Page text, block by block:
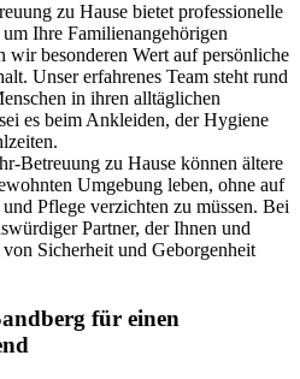
zu Hause bietet professionelle
Ihre Familienangehörigen
wir besonderen Wert auf persönliche
Unser erfahrenes Team steht rund
in ihren alltäglichen
es beim Ankleiden, der Hygiene
Betreuung zu Hause können ältere
Umgebung leben, ohne auf
Pflege verzichten zu müssen. Bei
Partner, der Ihnen und
Sicherheit und Geborgenheit
für einen